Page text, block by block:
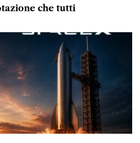
che tutti